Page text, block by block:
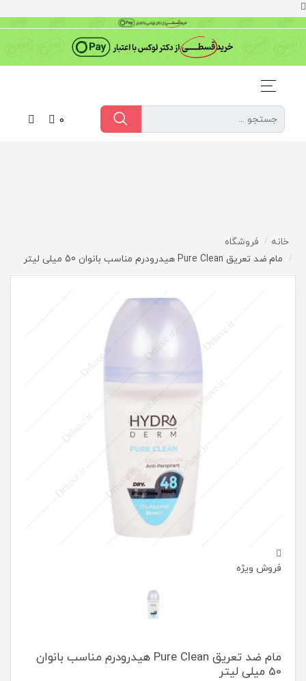
0
خانه
فروشگاه
مام ضد تعریق Pure Clean هیدرودرم مناسب بانوان 50 میلی لیتر
فروش ویژه
مام ضد تعریق Pure Clean هیدرودرم مناسب بانوان
50 میلی لیتر